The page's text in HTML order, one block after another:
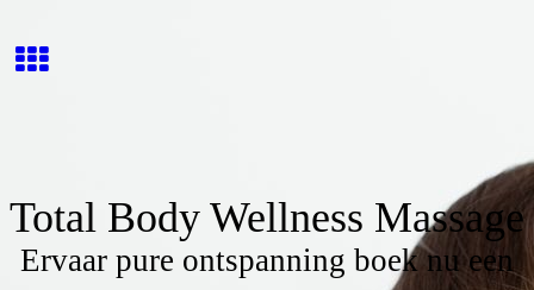
Total Body Wellness Massage
Ervaar pure ontspanning boek nu een